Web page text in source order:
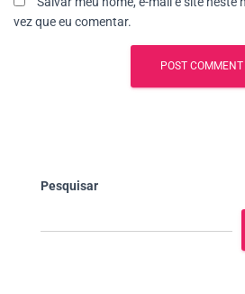
vez que eu comentar.
Pesquisar